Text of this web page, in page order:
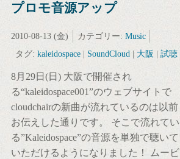
プロモ音源アップ
2010-08-13 (金) カテゴリー: Music
タグ: kaleidospace| SoundCloud| 大阪 試聴
8月29日(日) 大阪で開催され
る“kaleidospace001”のウェブサイトで
cloudchairの新曲が流れているのは以前
お伝えした通りです。 そこで流れてい
る”Kaleidospace”の音源を単独で聴いて
いただけるようになりました！ ムービ